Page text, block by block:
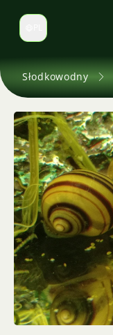
Zmień język
Słodkowodny